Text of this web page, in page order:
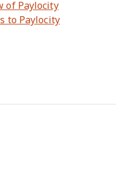
of Paylocity
to Paylocity